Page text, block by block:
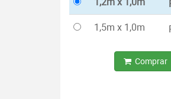
1,5m x 1,0m
Comprar